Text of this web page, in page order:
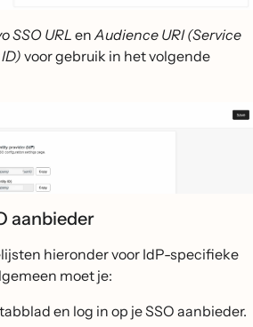
SSO URL enAudience URI (Service
voor gebruik in het volgende
aanbieder
hieronder voor IdP-specifieke
moet je:
en log in op je SSO aanbieder.